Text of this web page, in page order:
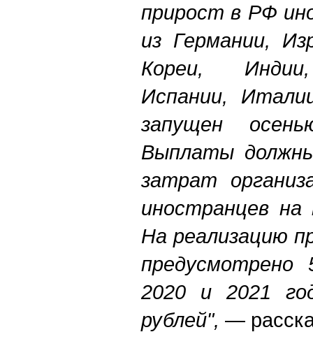
прирост в РФ
из Германии,
Кореи,
Испании,
запущен
Выплаты
затрат
иностранцев
На реализацию
2020 и 2021
рублей", —